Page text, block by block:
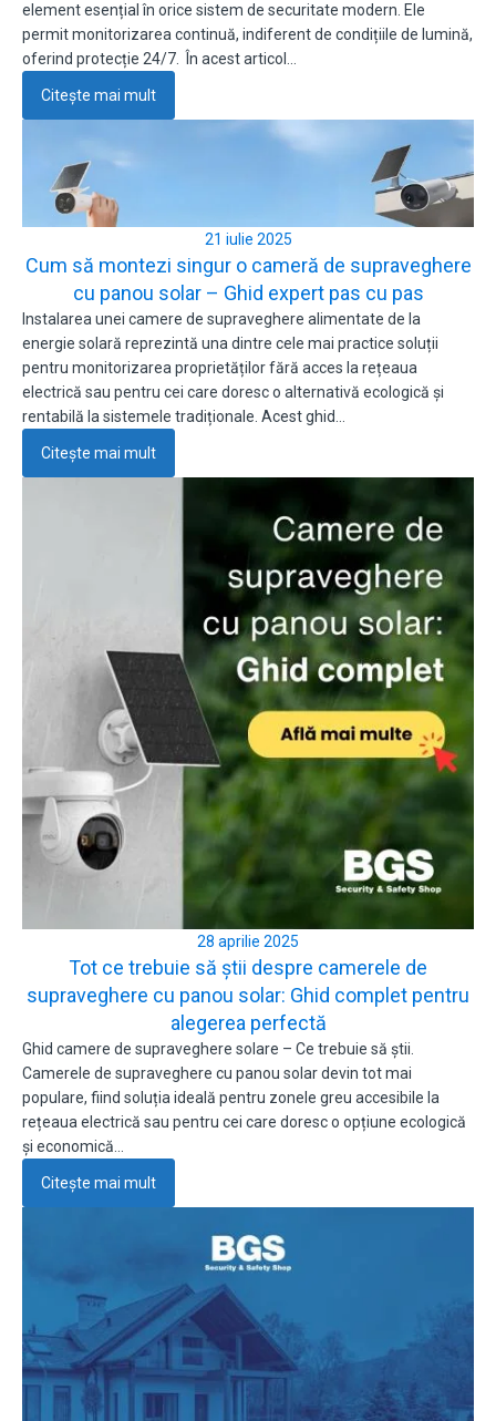
element esențial în orice sistem de securitate modern. Ele
permit monitorizarea continuă, indiferent de condițiile de lumină,
oferind protecție 24/7. În acest articol…
Citește mai mult
21 iulie 2025
Cum să montezi singur o cameră de supraveghere
cu panou solar – Ghid expert pas cu pas
Instalarea unei camere de supraveghere alimentate de la
energie solară reprezintă una dintre cele mai practice soluții
pentru monitorizarea proprietăților fără acces la rețeaua
electrică sau pentru cei care doresc o alternativă ecologică și
rentabilă la sistemele tradiționale. Acest ghid…
Citește mai mult
28 aprilie 2025
Tot ce trebuie să știi despre camerele de
supraveghere cu panou solar: Ghid complet pentru
alegerea perfectă
Ghid camere de supraveghere solare – Ce trebuie să știi.
Camerele de supraveghere cu panou solar devin tot mai
populare, fiind soluția ideală pentru zonele greu accesibile la
rețeaua electrică sau pentru cei care doresc o opțiune ecologică
și economică…
Citește mai mult